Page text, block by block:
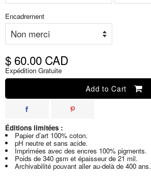
Encadrement
$ 60.00 CAD
Expédition Gratuite
Add to Cart
Éditions limitées :
Papier d’art 100% coton.
pH neutre et sans acide.
Imprimées avec des encres 100% pigments.
Poids de 340 gsm et épaisseur de 21 mil.
Archivabilité pouvant aller au-delà de 400 ans.